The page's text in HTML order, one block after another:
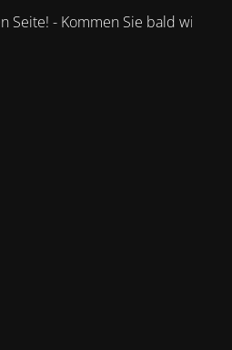
- Kommen Sie bald wieder.